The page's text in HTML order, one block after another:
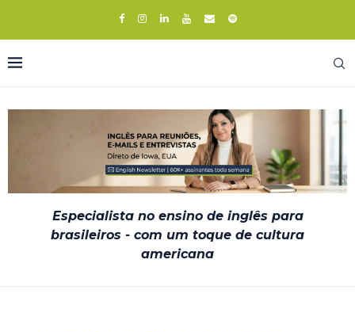
Especialista no ensino de inglês para
brasileiros - com um toque de cultura
americana